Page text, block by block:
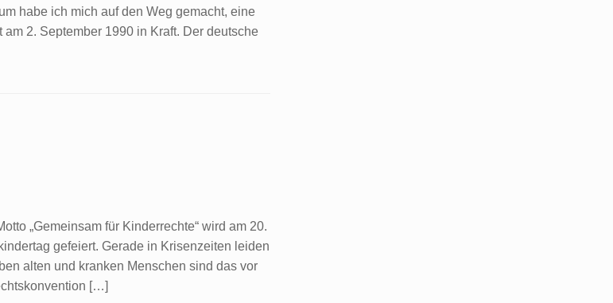
habe ich mich auf den Weg gemacht, eine
2. September 1990 in Kraft. Der deutsche
„Gemeinsam für Kinderrechte“ wird am 20.
gefeiert. Gerade in Krisenzeiten leiden
alten und kranken Menschen sind das vor
[…]